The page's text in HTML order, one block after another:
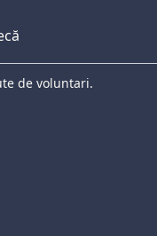
de voluntari.